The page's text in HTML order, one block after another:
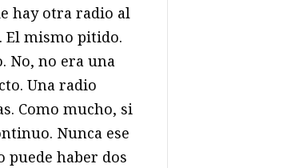
hay otra radio al
El mismo pitido.
No, no era una
Una radio
Como mucho, si
Nunca ese
puede haber dos